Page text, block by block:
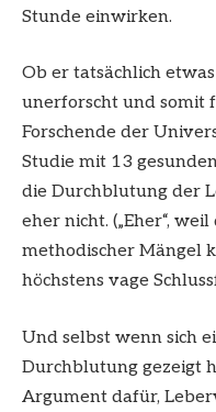
Stunde einwirken.
Ob er tatsächlich
unerforscht und somit
Forschende der
Studie mit 13
die Durchblutung der
eher nicht. („Eher“,
methodischer Mängel
höchstens vage
Und selbst wenn sich
Durchblutung gezeigt
Argument dafür,